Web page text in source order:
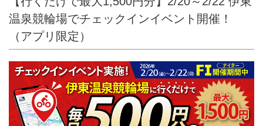
温泉競輪場でチェックインイベント開催！
（アプリ限定）